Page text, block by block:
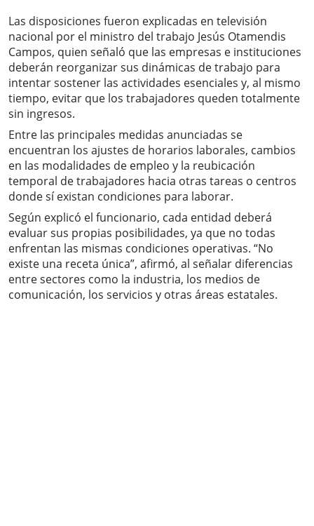
Las disposiciones fueron explicadas en televisión
nacional por el ministro del trabajo Jesús Otamendis
Campos, quien señaló que las empresas e instituciones
deberán reorganizar sus dinámicas de trabajo para
intentar sostener las actividades esenciales y, al mismo
tiempo, evitar que los trabajadores queden totalmente
sin ingresos.
Entre las principales medidas anunciadas se
encuentran los ajustes de horarios laborales, cambios
en las modalidades de empleo y la reubicación
temporal de trabajadores hacia otras tareas o centros
donde sí existan condiciones para laborar.
Según explicó el funcionario, cada entidad deberá
evaluar sus propias posibilidades, ya que no todas
enfrentan las mismas condiciones operativas. “No
existe una receta única”, afirmó, al señalar diferencias
entre sectores como la industria, los medios de
comunicación, los servicios y otras áreas estatales.